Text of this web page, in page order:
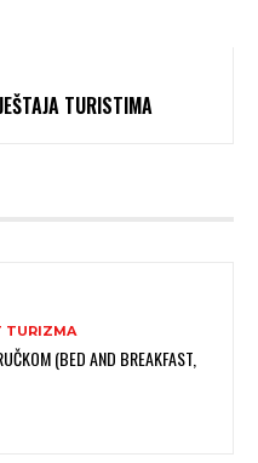
TURISTIMA
TURIZMA
(BED AND BREAKFAST,